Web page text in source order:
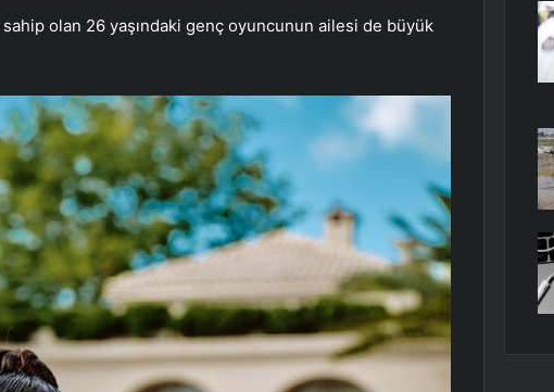
olan 26 yaşındaki genç oyuncunun ailesi de büyük